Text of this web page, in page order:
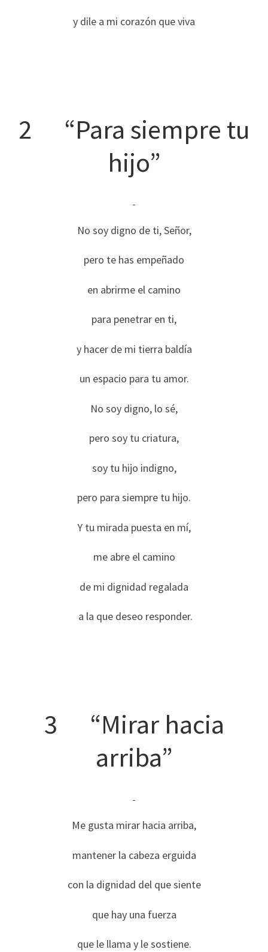
y dile a mi corazón que viva
2 “Para siempre tu
hijo”
No soy digno de ti, Señor,
pero te has empeñado
en abrirme el camino
para penetrar en ti,
y hacer de mi tierra baldía
un espacio para tu amor.
No soy digno, lo sé,
pero soy tu criatura,
soy tu hijo indigno,
pero para siempre tu hijo.
Y tu mirada puesta en mí,
me abre el camino
de mi dignidad regalada
a la que deseo responder.
3 “Mirar hacia
arriba”
Me gusta mirar hacia arriba,
mantener la cabeza erguida
con la dignidad del que siente
que hay una fuerza
que le llama y le sostiene.